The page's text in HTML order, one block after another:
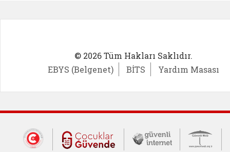
© 2026 Tüm Hakları Saklıdır.
EBYS (Belgenet)
BİTS Yardım Masası
Dış Bağlantılar
Cumhurbaşkanlığı İletişim Merkezi
Çocuklar Güvende (yeni
Güvenli